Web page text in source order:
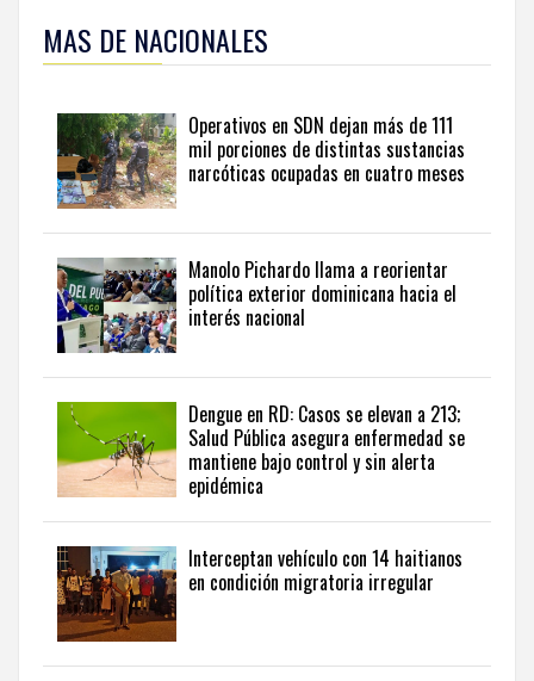
esta
información
seguir
actualidad
del
país
desde
una
perspectiva
internacional,
visite
the
latest
news
the
Dominican
English.
MAS DE NACIONALES
Operativos en SDN dejan más de 111
mil porciones de distintas sustancias
narcóticas ocupadas en cuatro meses
Manolo Pichardo llama a reorientar
política exterior dominicana hacia el
interés nacional
Dengue en RD: Casos se elevan a 213;
Salud Pública asegura enfermedad se
mantiene bajo control y sin alerta
epidémica
Interceptan vehículo con 14 haitianos
en condición migratoria irregular